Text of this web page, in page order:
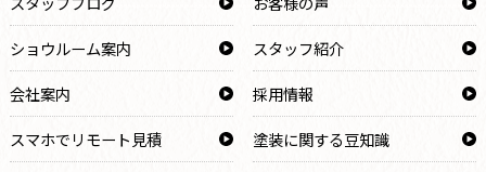
ショウルーム案内
スタッフ紹介
会社案内
採用情報
スマホでリモート見積
塗装に関する豆知識